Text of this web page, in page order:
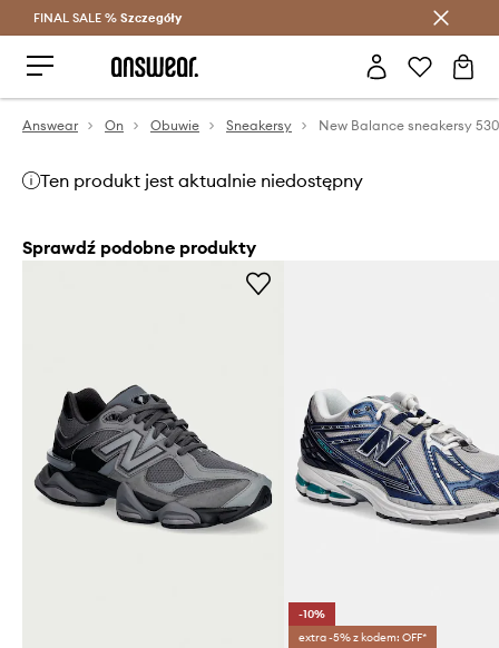
Oszczędzaj z Answear Club >
FINAL SALE % Szczegóły
Answear On Obuwie Sneakersy
Ten produkt jest aktualnie niedostępny
Sprawdź podobne produkty
-10%
extra -5% z kodem: OFF*